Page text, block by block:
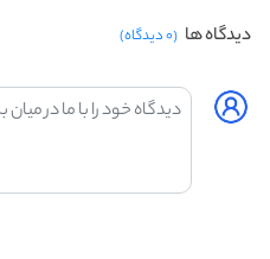
دیدگاه ها (۰ دیدگاه)